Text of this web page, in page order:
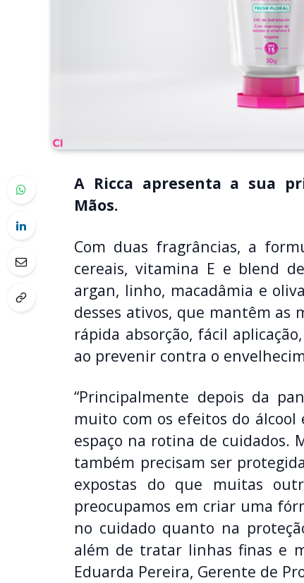
A Ricca apresenta a sua
Mãos.
Com duas fragrâncias, a
cereais, vitamina E e blend
argan, linho, macadâmia e
desses ativos, que mantêm as
rápida absorção, fácil
ao prevenir contra o
“Principalmente depois da
muito com os efeitos do
espaço na rotina de cuidados.
também precisam ser
expostas do que muitas
preocupamos em criar uma
no cuidado quanto na
além de tratar linhas finas e
Eduarda Pereira, Gerente de